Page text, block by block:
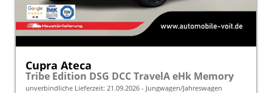
Cupra Ateca
Tribe Edition DSG DCC TravelA eHk Memory
unverbindliche Lieferzeit: 21.09.2026 Jungwagen/Jahreswagen